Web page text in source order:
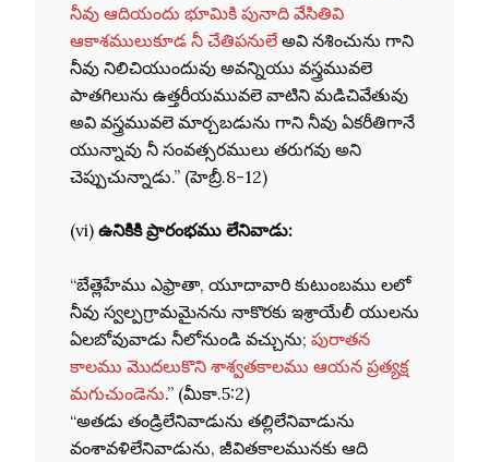
నీవు ఆదియందు భూమికి పునాది వేసితివి
ఆకాశములుకూడ నీ చేతిపనులేఅవి నశించును గాని
నీవు నిలిచియుందువు అవన్నియు వస్త్రమువలె
పాతగిలును ఉత్తరీయమువలె వాటిని మడిచివేతువు
అవి వస్త్రమువలె మార్చబడును గాని నీవు ఏకరీతిగానే
యున్నావు నీ సంవత్సరములు తరుగవు అని
చెప్పుచున్నాడు.” (హెబ్రీ.8-12)
(vi) ఉనికికి ప్రారంభము లేనివాడు:
“బేత్లెహేము ఎఫ్రాతా, యూదావారి కుటుంబము లలో
నీవు స్వల్పగ్రామమైనను నాకొరకు ఇశ్రాయేలీ యులను
ఏలబోవువాడు నీలోనుండి వచ్చును; పురాతన
కాలము మొదలుకొని శాశ్వతకాలము ఆయన ప్రత్యక్ష
మగుచుండెను.” (మీకా.5:2)
“అతడు తండ్రిలేనివాడును తల్లిలేనివాడును
వంశావళిలేనివాడును, జీవితకాలమునకు ఆది